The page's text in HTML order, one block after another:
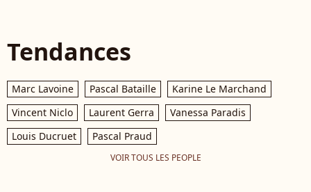
Tendances
Marc Lavoine Pascal Bataille
Karine Le Marchand
Vincent Niclo
Laurent Gerra
Vanessa Paradis
Louis Ducruet
Pascal Praud
VOIR TOUS LES PEOPLE